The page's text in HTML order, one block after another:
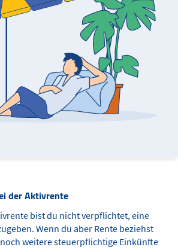
der Aktivrente
bist du nicht verpflichtet, eine
Wenn du aber Rente beziehst
weitere steuerpflichtige Einkünfte